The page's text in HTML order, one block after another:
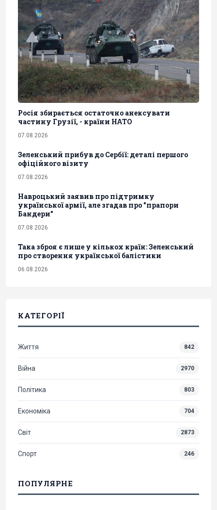
Росія збирається остаточно анексувати
частину Грузії, - країни НАТО
07.08.2026
Зеленський прибув до Сербії: деталі першого
офіційного візиту
07.08.2026
Навроцький заявив про підтримку
української армії, але згадав про "прапори
Бандери"
07.08.2026
Така зброя є лише у кількох країн: Зеленський
про створення української балістики
06.08.2026
КАТЕГОРІЇ
Життя 842
Війна 2970
Політика 803
Економіка 704
Світ 2873
Спорт 246
ПОПУЛЯРНЕ